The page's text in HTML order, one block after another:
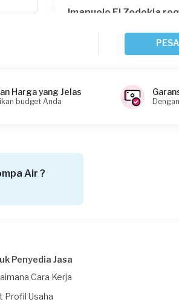
Imanuelo El Zedekia
Tangerang Kabupaten,
Tangerang Kabupaten,
Tangerang Kabupaten,
Harga yang Jelas
budget Anda
Air ?
Penyedia Jasa
Cara Kerja
Profil Usaha